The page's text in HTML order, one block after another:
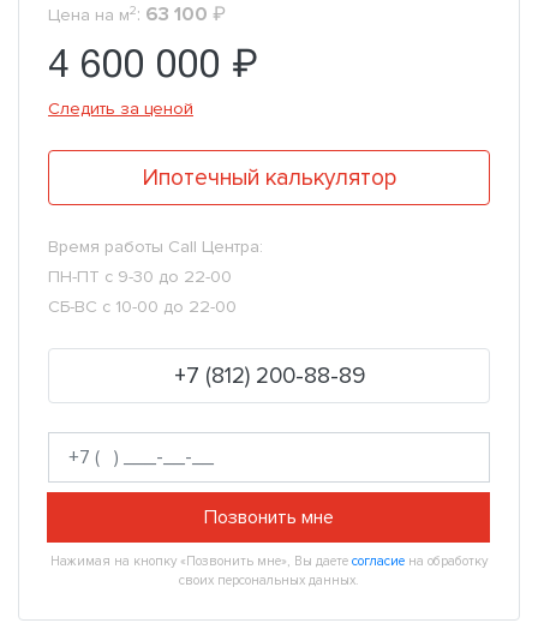
Цена на м2: 63 100 ₽
4 600 000 ₽
Следить за ценой
Ипотечный калькулятор
Время работы Call Центра:
ПН-ПТ с 9-30 до 22-00
СБ-ВС с 10-00 до 22-00
+7 (812) 200-88-89
Позвонить мне
Нажимая на кнопку «Позвонить мне», Вы даете согласие на обработку
своих персональных данных.